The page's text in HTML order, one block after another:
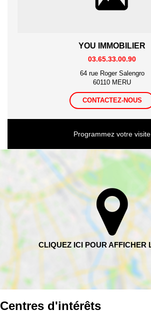
YOU IMMOBILIER
03.65.33.00.90
64 rue Roger Salengro
60110 MERU
CONTACTEZ-NOUS
Programmez votre visite
Centres d'intérêts